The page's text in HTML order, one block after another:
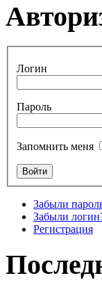
Логин
Пароль
Запомнить меня
Забыли
Забыли
Регистрация